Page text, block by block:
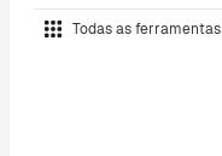
Todas as ferramentas